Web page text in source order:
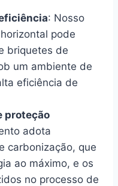
: Nosso
pode
briquetes de
um ambiente de
eficiência de
proteção
adota
carbonização, que
ao máximo, e os
no processo de